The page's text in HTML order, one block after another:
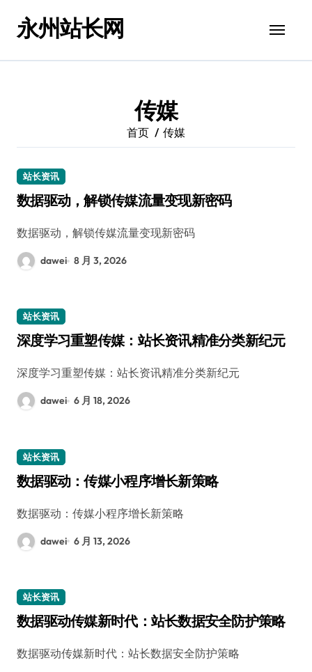
永州站长网
传媒
首页 传媒
站长资讯
数据驱动，解锁传媒流量变现新密码
数据驱动，解锁传媒流量变现新密码
dawei 8 月 3, 2026
站长资讯
深度学习重塑传媒：站长资讯精准分类新纪元
深度学习重塑传媒：站长资讯精准分类新纪元
dawei 6 月 18, 2026
站长资讯
数据驱动：传媒小程序增长新策略
数据驱动：传媒小程序增长新策略
dawei 6 月 13, 2026
站长资讯
数据驱动传媒新时代：站长数据安全防护策略
数据驱动传媒新时代：站长数据安全防护策略